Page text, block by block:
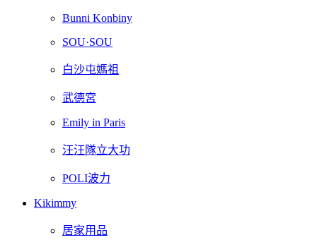
Bunni Konbiny
SOU·SOU
白沙屯媽祖
武德宮
Emily in Paris
汪汪隊立大功
POLI波力
Kikimmy
居家用品